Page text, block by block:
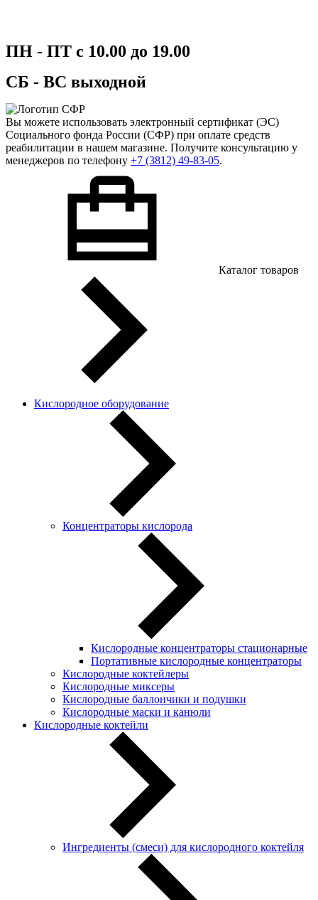
ПН - ПТ с 10.00 до 19.00
СБ - ВС выходной
Вы можете использовать электронный сертификат (ЭС)
Социального фонда России (СФР) при оплате средств
реабилитации в нашем магазине. Получите консультацию у
менеджеров по телефону +7 (3812) 49-83-05.
Каталог товаров
Кислородное оборудование
Концентраторы кислорода
Кислородные концентраторы стационарные
Портативные кислородные концентраторы
Кислородные коктейлеры
Кислородные миксеры
Кислородные баллончики и подушки
Кислородные маски и канюли
Кислородные коктейли
Ингредиенты (смеси) для кислородного коктейля